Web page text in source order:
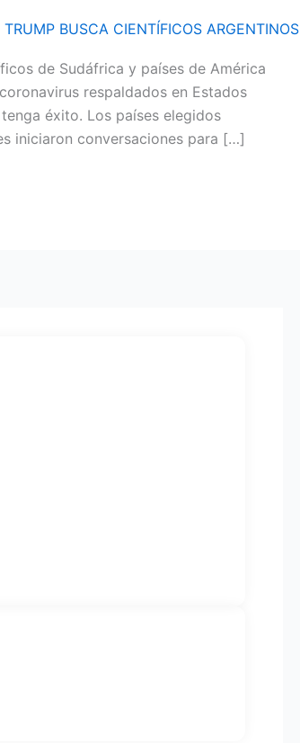
TRUMP BUSCA CIENTÍFICOS ARGENTINOS
de Sudáfrica y países de América
respaldados en Estados
éxito. Los países elegidos
iniciaron conversaciones para […]